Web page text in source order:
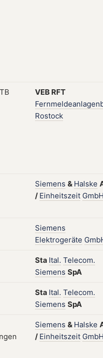
VEB RFT
Rostock
Siemens & Halske
/ Einheitszeit
Siemens
Elektrogeräte
Sta Ital. Telecom.
Siemens SpA
Sta Ital. Telecom.
Siemens SpA
Siemens & Halske
/ Einheitszeit